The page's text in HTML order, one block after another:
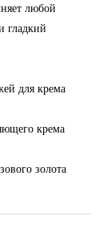
любой
гладкий
для крема
крема
золота